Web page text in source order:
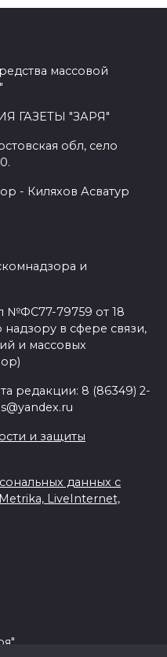
массовой
ГАЗЕТЫ "ЗАРЯ"
обл, село
- Киляхов Асватур
и
№ФС77-79759 от 18
в сфере связи,
и массовых
редакции: 8 (86349) 2-
и защиты
данных с
LiveInternet,